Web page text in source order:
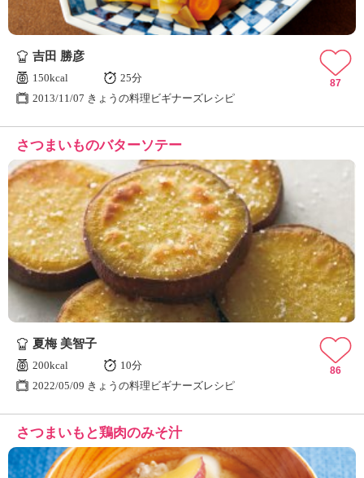
吉田 勝彦
150kcal
25分
2013/11/07 きょうの料理ビギナーズレシピ
87
さつまいものバターソテー
夏梅 美智子
200kcal
10分
2022/05/09 きょうの料理ビギナーズレシピ
86
さつまいもと鶏肉のみそ汁